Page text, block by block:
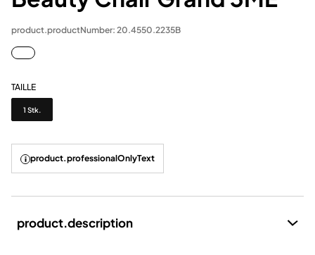
product.productNumber: 20.4550.2235B
TAILLE
Taille
1 Stk.
product.professionalOnlyText
product.description